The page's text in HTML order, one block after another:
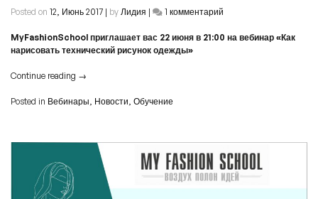
Posted on 12, Июнь 2017 | by Лидия | 1 комментарий
Вебинар
21:00
MyFashionSchool приглашает вас 22 июня в 21:00 на вебинар «Как
нарисовать технический рисунок одежды»
Continue reading →
Posted in Вебинары Новости Обучение